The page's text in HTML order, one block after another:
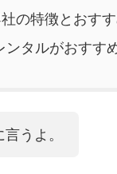
の特徴とおす
ンタルがおすす
うよ。